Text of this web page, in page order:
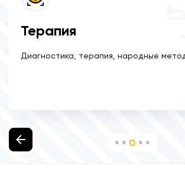
Терапия
Диагностика, терапия, народные